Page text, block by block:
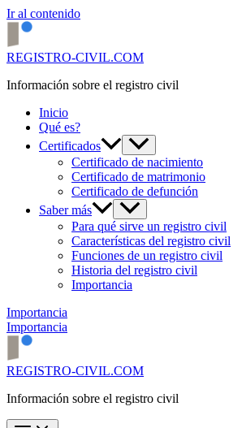
Ir al contenido
REGISTRO-CIVIL.COM
Información sobre el registro civil
Inicio
Qué es?
Certificados
Certificado de nacimiento
Certificado de matrimonio
Certificado de defunción
Saber más
Para qué sirve un registro civil
Características del registro civil
Funciones de un registro civil
Historia del registro civil
Importancia
Importancia
Importancia
REGISTRO-CIVIL.COM
Información sobre el registro civil